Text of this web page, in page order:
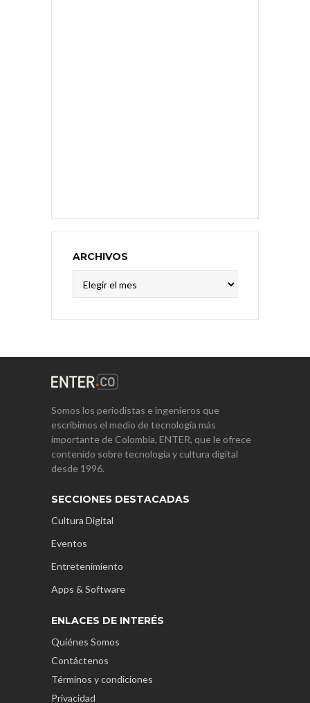
ARCHIVOS
Somos los periodistas e ingenieros que
escribimos el medio de tecnología más
importante de Colombia, ENTER, que le ofrece
contenido sobre tecnología y cultura digital
desde 1996.
SECCIONES DESTACADAS
Cultura Digital
Eventos
Entretenimiento
Apps & Software
ENLACES DE INTERÉS
Quiénes Somos
Contáctenos
Términos y condiciones
Privacidad